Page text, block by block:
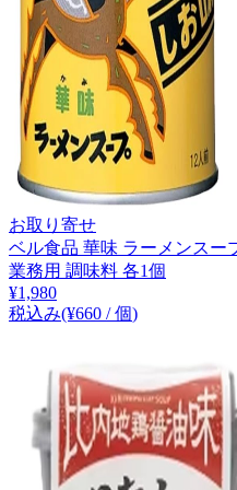
お取り寄せ
ベル食品 華味 ラーメンスー
業務用 調味料 各1個
¥1,980
税込み(¥660 / 個)